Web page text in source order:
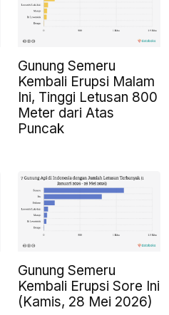
Gunung Semeru
Kembali Erupsi Malam
Ini, Tinggi Letusan 800
Meter dari Atas
Puncak
Gunung Semeru
Kembali Erupsi Sore Ini
(Kamis, 28 Mei 2026)